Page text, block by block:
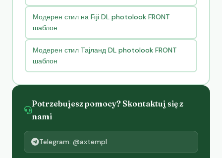
Модерен стил на Fiji DL photolook FRONT
шаблон
Модерен стил Тајланд DL photolook FRONT
шаблон
Potrzebujesz pomocy? Skontaktuj się z
nami
Telegram: @axtempl